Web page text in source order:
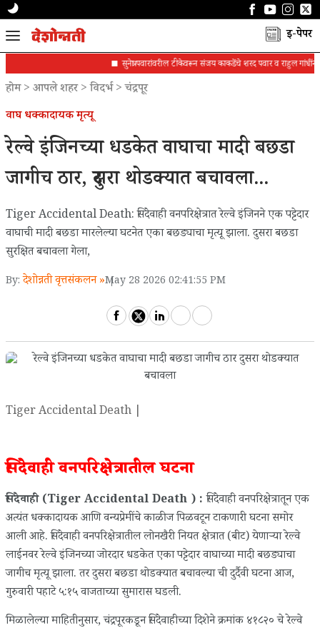
ई-पेपर
सुनेत्रा पवारांवरील टीकेवरून संजय काकडेंचे शरद पवार व राहुल गांधींना पत्र
होम> आपले शहर>विदर्भ>चंद्रपूर
वाघ धक्कादायक मृत्यू
रेल्वे इंजिनच्या धडकेत वाघाचा मादी बछडा
जागीच ठार, दुसरा थोडक्यात बचावला...
Tiger Accidental Death: सिंदेवाही वनपरिक्षेत्रात रेल्वे इंजिनने एक पट्टेदार
वाघाची मादी बछडा मारलेल्या घटनेत एका बछड्याचा मृत्यू झाला. दुसरा बछडा
सुरक्षित बचावला गेला,
By: देशोन्नती वृत्तसंकलन »May 28 2026 02:41:55 PM
Tiger Accidental Death |
सिंदेवाही वनपरिक्षेत्रातील घटना
सिंदेवाही (Tiger Accidental Death ) :सिंदेवाही वनपरिक्षेत्रातून एक
अत्यंत धक्कादायक आणि वन्यप्रेमींचे काळीज पिळवटून टाकणारी घटना समोर
आली आहे. सिंदेवाही वनपरिक्षेत्रातील लोनखैरी नियत क्षेत्रात (बीट) येणाऱ्या रेल्वे
लाईनवर रेल्वे इंजिनच्या जोरदार धडकेत एका पट्टेदार वाघाच्या मादी बछड्याचा
जागीच मृत्यू झाला. तर दुसरा बछडा थोडक्यात बचावल्या ची दुर्दैवी घटना आज,
गुरुवारी पहाटे ५:१५ वाजताच्या सुमारास घडली.
​मिळालेल्या माहितीनुसार, चंद्रपूरकडून सिंदेवाहीच्या दिशेने क्रमांक ४१८२० चे रेल्वे